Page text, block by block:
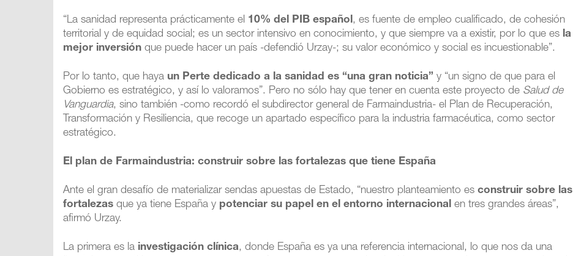
“La sanidad representa prácticamente el 10% del PIB español, es fuente de empleo cualificado, de cohesión
territorial y de equidad social; es un sector intensivo en conocimiento, y que siempre va a existir, por lo que es la
mejor inversión que puede hacer un país -defendió Urzay-; su valor económico y social es incuestionable”.
Por lo tanto, que haya un Perte dedicado a la sanidad es “una gran noticia” y “un signo de que para el
Gobierno es estratégico, y así lo valoramos”. Pero no sólo hay que tener en cuenta este proyecto de Salud de
Vanguardia, sino también -como recordó el subdirector general de Farmaindustria- el Plan de Recuperación,
Transformación y Resiliencia, que recoge un apartado específico para la industria farmacéutica, como sector
estratégico.
El plan de Farmaindustria: construir sobre las fortalezas que tiene España
Ante el gran desafío de materializar sendas apuestas de Estado, “nuestro planteamiento esconstruir sobre las
fortalezas que ya tiene España y potenciar su papel en el entorno internacional en tres grandes áreas”,
afirmó Urzay.
La primera es la investigación clínica, donde España es ya una referencia internacional, lo que nos da una